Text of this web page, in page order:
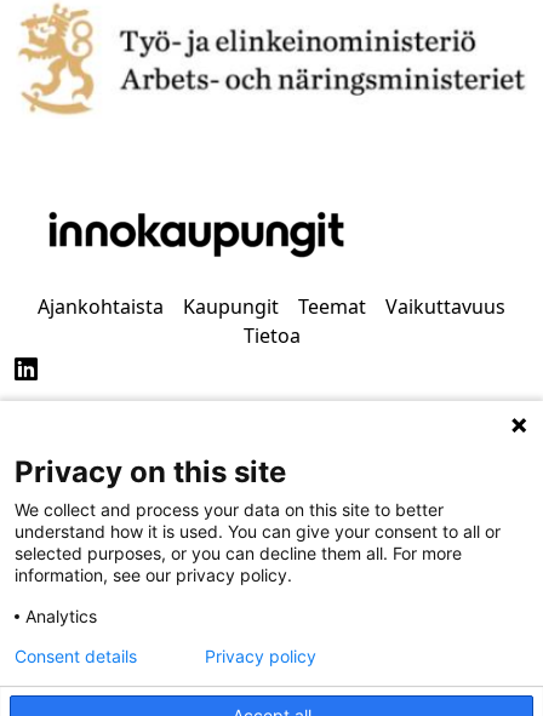
Ajankohtaista Kaupungit Teemat
Vaikuttavuus
Tietoa
Tietosuoja Saavutettavuus
Privacy on this site
We collect and process your data on this site to better
understand how it is used. You can give your consent to all or
selected purposes, or you can decline them all. For more
information, see our privacy policy.
Analytics
Consent details Privacy policy